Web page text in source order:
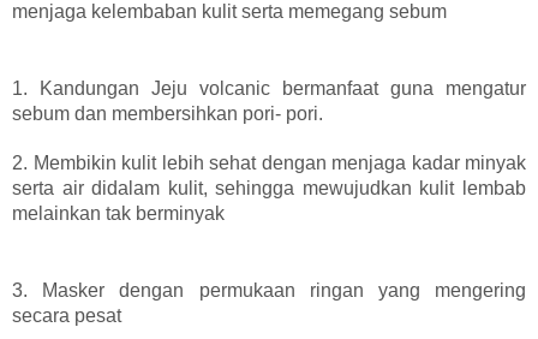
menjaga kelembaban kulit serta memegang sebum
1. Kandungan Jeju volcanic bermanfaat guna mengatur
sebum dan membersihkan pori- pori.
2. Membikin kulit lebih sehat dengan menjaga kadar minyak
serta air didalam kulit, sehingga mewujudkan kulit lembab
melainkan tak berminyak
3. Masker dengan permukaan ringan yang mengering
secara pesat